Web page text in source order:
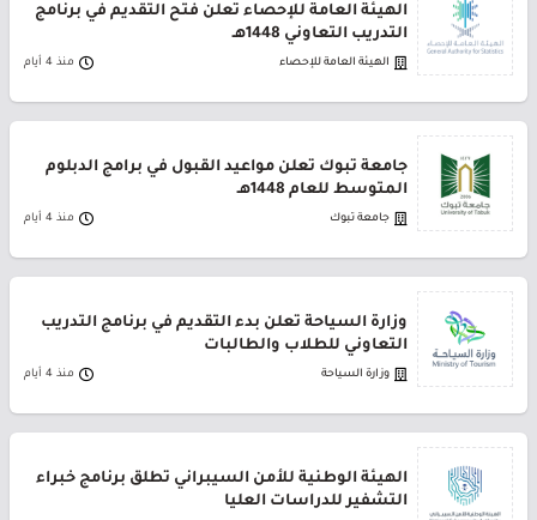
الهيئة العامة للإحصاء تعلن فتح التقديم في برنامج
التدريب التعاوني 1448هـ
الهيئة العامة للإحصاء منذ 4 أيام
جامعة تبوك تعلن مواعيد القبول في برامج الدبلوم
المتوسط للعام 1448هـ
جامعة تبوك منذ 4 أيام
وزارة السياحة تعلن بدء التقديم في برنامج التدريب
التعاوني للطلاب والطالبات
وزارة السياحة منذ 4 أيام
الهيئة الوطنية للأمن السيبراني تطلق برنامج خبراء
التشفير للدراسات العليا